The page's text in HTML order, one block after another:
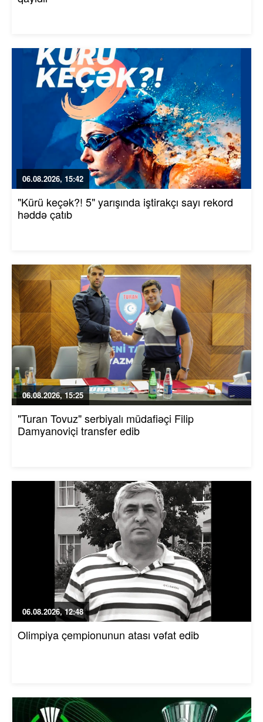
06.08.2026, 15:42
"Kürü keçək?! 5" yarışında iştirakçı sayı rekord
həddə çatıb
06.08.2026, 15:25
"Turan Tovuz" serbiyalı müdafiəçi Filip
Damyanoviçi transfer edib
06.08.2026, 12:48
Olimpiya çempionunun atası vəfat edib